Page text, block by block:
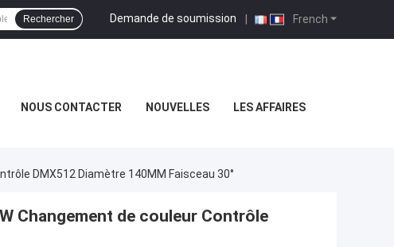
French
Demande de soumission |
Rechercher
NOUS CONTACTER NOUVELLES LES AFFAIRES
DMX512 Diamètre 140MM Faisceau 30°
Changement de couleur Contrôle